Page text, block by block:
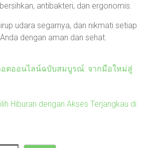
antibakteri, dan ergonomis.
udara segarnya, dan nikmati setiap
dengan aman dan sehat.
ตออนไลน์ฉบับสมบูรณ์: จากมือใหม่สู่
Hiburan dengan Akses Terjangkau di